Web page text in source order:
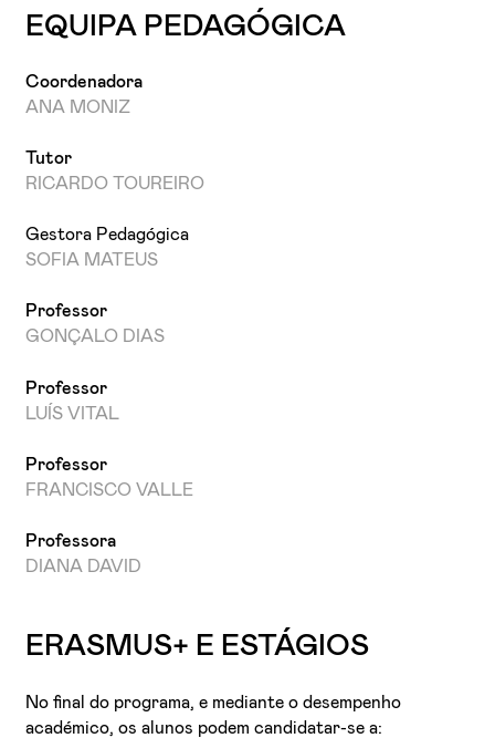
EQUIPA PEDAGÓGICA
Coordenadora
ANA MONIZ
Tutor
RICARDO TOUREIRO
Gestora Pedagógica
SOFIA MATEUS
Professor
GONÇALO DIAS
Professor
LUÍS VITAL
Professor
FRANCISCO VALLE
Professora
DIANA DAVID
ERASMUS+ E ESTÁGIOS
No final do programa, e mediante o desempenho
académico, os alunos podem candidatar-se a: